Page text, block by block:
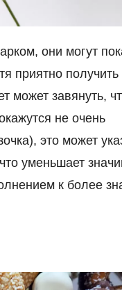
они могут
приятно получить
может завянуть,
не очень
это может
уменьшает
к более